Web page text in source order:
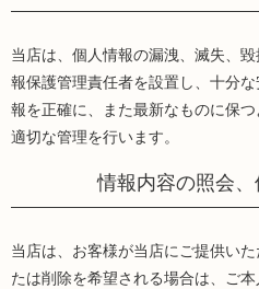
当店は、個人情報の漏洩、滅失、
報保護管理責任者を設置し、十分
報を正確に、また最新なものに保
適切な管理を行います。
情報内容の照会
当店は、お客様が当店にご提供い
たは削除を希望される場合は、ご